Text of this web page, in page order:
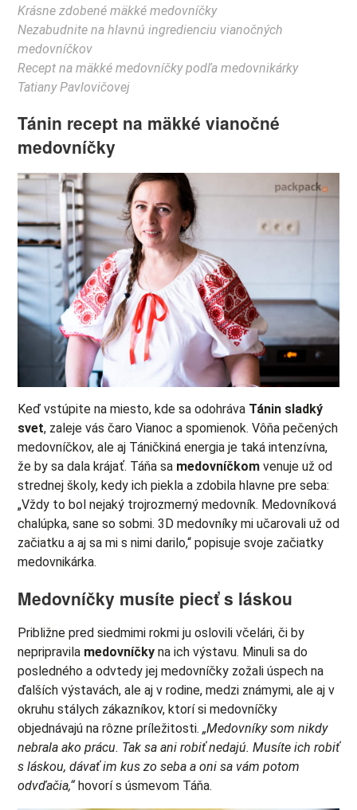
Krásne zdobené mäkké medovníčky
Nezabudnite na hlavnú ingredienciu vianočných
medovníčkov
Recept na mäkké medovníčky podľa medovnikárky
Tatiany Pavlovičovej
Tánin recept na mäkké vianočné
medovníčky
Keď vstúpite na miesto, kde sa odohráva Tánin sladký
svet, zaleje vás čaro Vianoc a spomienok. Vôňa pečených
medovníčkov, ale aj Táničkiná energia je taká intenzívna,
že by sa dala krájať. Táňa sa medovníčkom venuje už od
strednej školy, kedy ich piekla a zdobila hlavne pre seba:
„Vždy to bol nejaký trojrozmerný medovník. Medovníková
chalúpka, sane so sobmi. 3D medovníky mi učarovali už od
začiatku a aj sa mi s nimi darilo,“ popisuje svoje začiatky
medovnikárka.
Medovníčky musíte piecť s láskou
Približne pred siedmimi rokmi ju oslovili včelári, či by
nepripravila medovníčky na ich výstavu. Minuli sa do
posledného a odvtedy jej medovníčky zožali úspech na
ďalších výstavách, ale aj v rodine, medzi známymi, ale aj v
okruhu stálych zákazníkov, ktorí si medovníčky
objednávajú na rôzne príležitosti. „Medovníky som nikdy
nebrala ako prácu. Tak sa ani robiť nedajú. Musíte ich robiť
s láskou, dávať im kus zo seba a oni sa vám potom
odvďačia,“hovorí s úsmevom Táňa.